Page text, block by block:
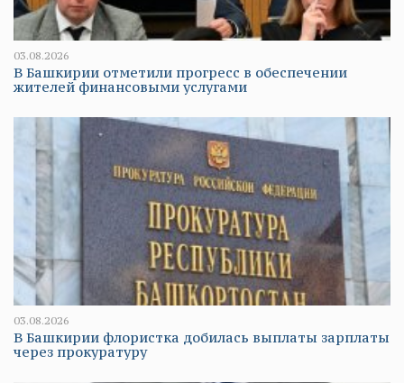
03.08.2026
В Башкирии отметили прогресс в обеспечении
жителей финансовыми услугами
03.08.2026
В Башкирии флористка добилась выплаты зарплаты
через прокуратуру